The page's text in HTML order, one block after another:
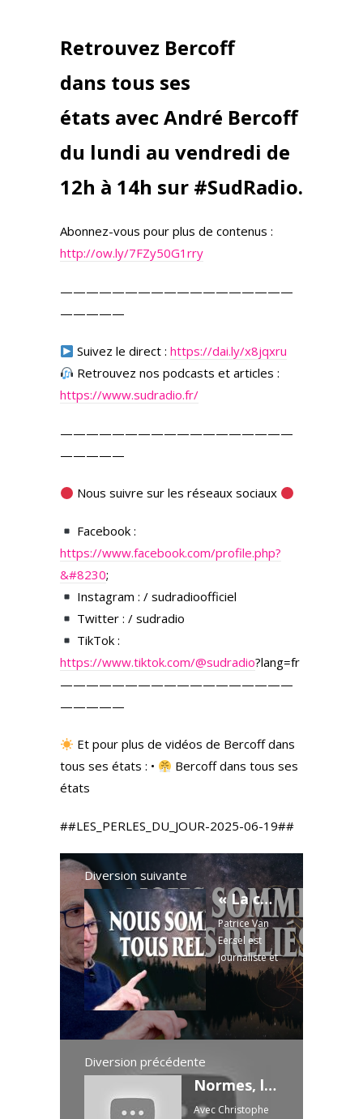
m
Retrouvez Bercoff
dans tous ses
états avec André Bercoff
du lundi au vendredi de
12h à 14h sur #SudRadio.
Abonnez-vous pour plus de contenus :
http://ow.ly/7FZy50G1rry
——————————————————
—————
Suivez le direct :https://dai.ly/x8jqxru
Retrouvez nos podcasts et articles :
https://www.sudradio.fr/
——————————————————
—————
Nous suivre sur les réseaux sociaux
Facebook :
https://www.facebook.com/profile.php?
&#8230;
Instagram : / sudradioofficiel
Twitter : / sudradio
TikTok :
https://www.tiktok.com/@sudradio?lang=fr
——————————————————
—————
Et pour plus de vidéos de Bercoff dans
tous ses états : •
Bercoff dans tous ses
états
##LES_PERLES_DU_JOUR-2025-06-19##
Diversion suivante
« La conscience est l’ultime nature de la réalité » – Patrice Van Eersel
Patrice Van
Eersel est
journaliste et
écrivain.
dernier livre
« Le Soleil
est-il
(éd.
Trédaniel), il
se lance
Diversion précédente
Normes, labyrinthe administratif... En finir avec l'embolie réglementaire
Avec Christophe